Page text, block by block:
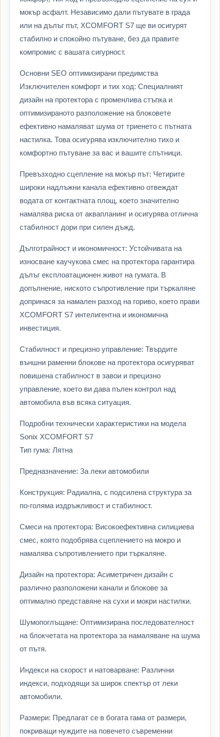
мокър асфалт. Независимо дали пътувате в града
или на дълъг път, XCOMFORT S7 ще ви осигурят
стабилно и спокойно пътуване, без да правите
компромис с вашата сигурност.
Основни SEO оптимизирани предимства
Изключителен комфорт и тих ход: Специалният
дизайн на протектора с променлива стъпка и
оптимизираното разположение на блоковете
ефективно намаляват шума от триенето с пътната
настилка. Това осигурява изключително тихо и
комфортно пътуване за вас и вашите спътници.
Превъзходно сцепление на мокър път: Четирите
широки надлъжни канала ефективно отвеждат
водата от контактната площ, което значително
намалява риска от аквапланинг и осигурява отлична
стабилност дори при силен дъжд.
Дълготрайност и икономичност: Устойчивата на
износване каучукова смес на протектора гарантира
дълъг експлоатационен живот на гумата. В
допълнение, ниското съпротивление при търкаляне
допринася за намален разход на гориво, което прави
XCOMFORT S7 интелигентна и икономична
инвестиция.
Стабилност и прецизно управление: Твърдите
външни раменни блокове на протектора осигуряват
повишена стабилност в завои и прецизно
управление, което ви дава пълен контрол над
автомобила във всяка ситуация.
Подробни технически характеристики на модела
Sonix XCOMFORT S7
Тип гума: Лятна
Предназначение: За леки автомобили
Конструкция: Радиална, с подсилена структура за
по-голяма издръжливост и стабилност.
Смеси на протектора: Високоефективна силициева
смес, която подобрява сцеплението на мокро и
намалява съпротивлението при търкаляне.
Дизайн на протектора: Асиметричен дизайн с
различно разположени канали и блокове за
оптимално представяне на сухи и мокри настилки.
Шумопоглъщане: Оптимизирана последователност
на блокчетата на протектора за намаляване на шума
от пътя.
Индекси на скорост и натоварване: Различни
индекси, подходящи за широк спектър от леки
автомобили.
Размери: Предлагат се в богата гама от размери,
покриващи нуждите на повечето съвременни